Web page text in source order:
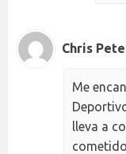
Chris
Me
lleva a